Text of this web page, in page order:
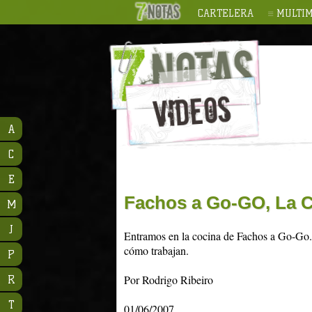
CARTELERA
Fachos a Go-GO, La
Entramos en la cocina de Fachos a Go-
cómo trabajan.
Por Rodrigo Ribeiro
01/06/2007
A
C
E
M
J
P
R
T